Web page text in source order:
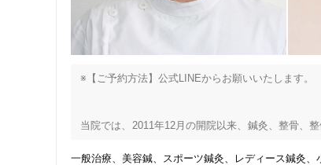
※【ご予約方法】公式LINEからお願いいたします。
当院では、2011年12月の開院以来、鍼灸、整骨、
一般治療 美容鍼 スポーツ鍼灸 レディース鍼灸